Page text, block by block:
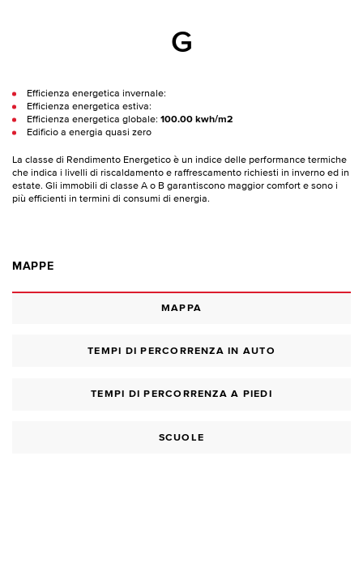
G
Efficienza energetica invernale:
Efficienza energetica estiva:
Efficienza energetica globale: 100.00 kwh/m2
Edificio a energia quasi zero
La classe di Rendimento Energetico è un indice delle performance termiche
che indica i livelli di riscaldamento e raffrescamento richiesti in inverno ed in
estate. Gli immobili di classe A o B garantiscono maggior comfort e sono i
più efficienti in termini di consumi di energia.
MAPPE
MAPPA
TEMPI DI PERCORRENZA IN AUTO
TEMPI DI PERCORRENZA A PIEDI
SCUOLE